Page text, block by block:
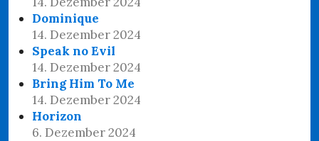
Dominique
14. Dezember 2024
Speak no Evil
14. Dezember 2024
Bring Him To Me
14. Dezember 2024
Horizon
6. Dezember 2024